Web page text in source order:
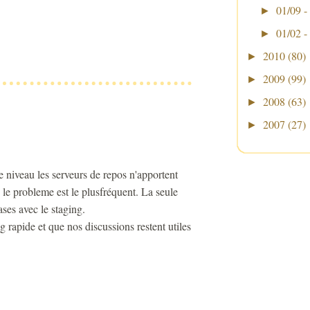
les serveurs de repos n'apportent
probleme est le plusfréquent. La seule
avec le staging.
et que nos discussions restent utiles
► 01/09 -
► 01/02 -
► 2010 (80)
► 2009 (99)
► 2008 (63)
► 2007 (27)